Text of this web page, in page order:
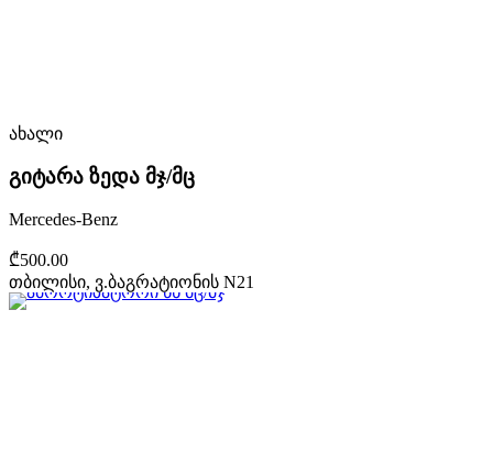
ახალი
გიტარა ზედა მჯ/მც
Mercedes-Benz
₾500.00
თბილისი, ვ.ბაგრატიონის N21